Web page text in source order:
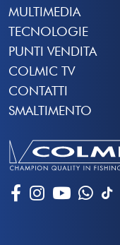
MULTIMEDIA
TECNOLOGIE
PUNTI VENDITA
COLMIC TV
CONTATTI
SMALTIMENTO